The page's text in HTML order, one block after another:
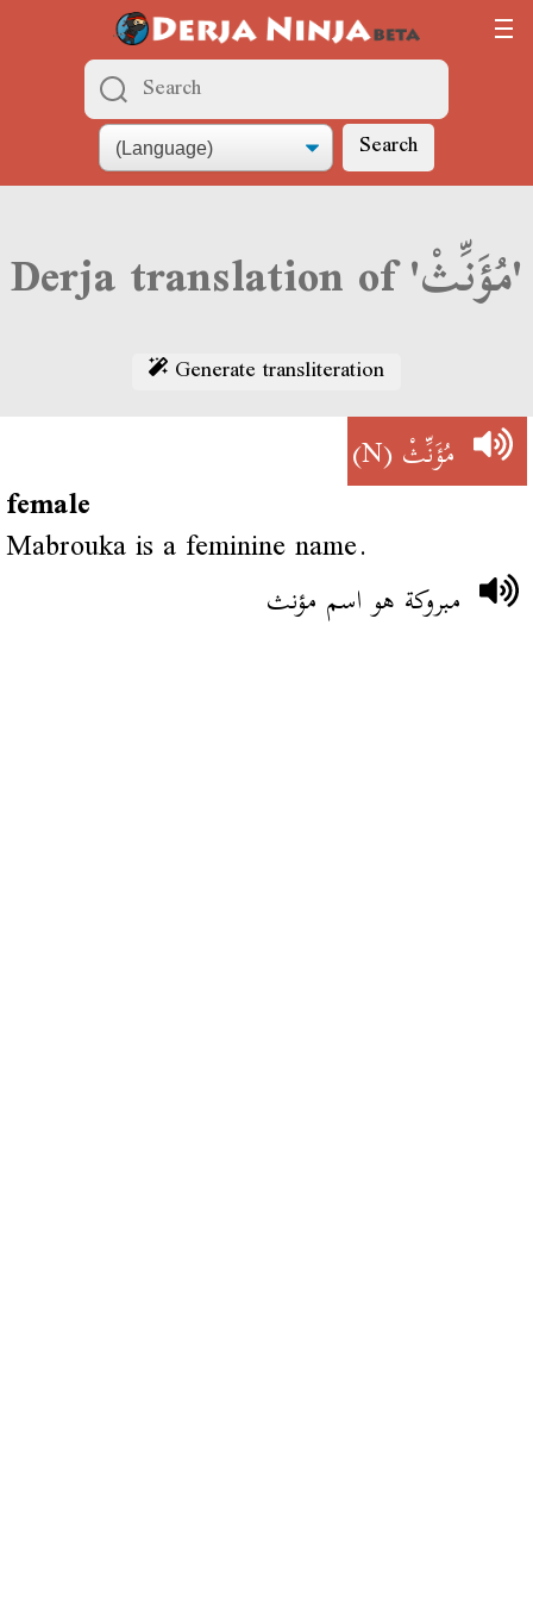
Search
Derja translation of 'مُؤَنِّثْ'
Generate transliteration
مُؤَنِّثْ(N)
female
Mabrouka is a feminine name.
مبروكة هو اسم مؤنث